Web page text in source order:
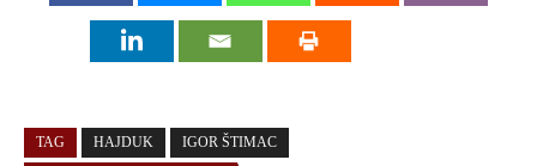
TAG HAJDUK IGOR ŠTIMAC